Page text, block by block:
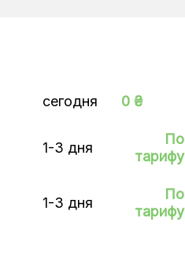
сегодня 0 ₴
1-3 дня
По
тарифу
1-3 дня
По
тарифу